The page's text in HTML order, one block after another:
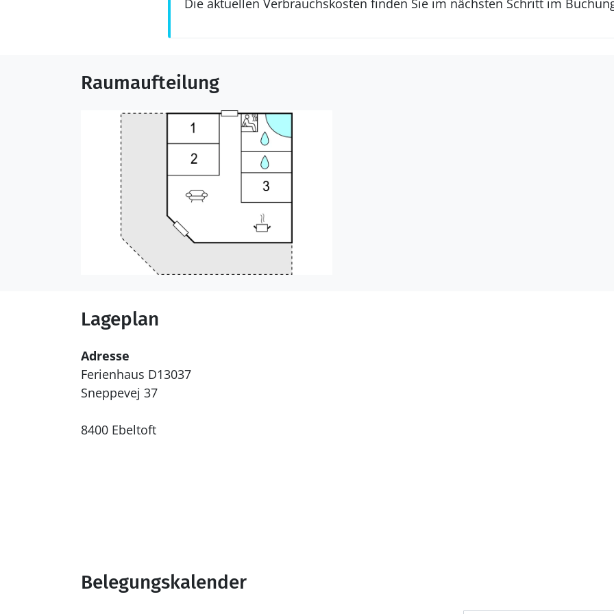
Die aktuellen Verbrauchskosten finden Sie im nächsten Schritt im
Raumaufteilung
Lageplan
Adresse
Ferienhaus D13037
Sneppevej 37
8400 Ebeltoft
Belegungskalender